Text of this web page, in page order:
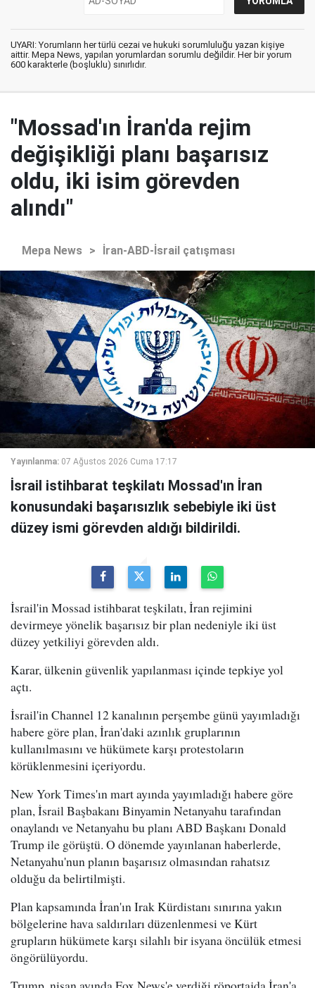
UYARI: Yorumların her türlü cezai ve hukuki sorumluluğu yazan kişiye
aittir. Mepa News, yapılan yorumlardan sorumlu değildir. Her bir yorum
600 karakterle (boşluklu) sınırlıdır.
"Mossad'ın İran'da rejim
değişikliği planı başarısız
oldu, iki isim görevden
alındı"
Mepa News > İran-ABD-İsrail çatışması
Yayınlanma: 07 Ağustos 2026 Cuma 17:17
İsrail istihbarat teşkilatı Mossad'ın İran
konusundaki başarısızlık sebebiyle iki üst
düzey ismi görevden aldığı bildirildi.
İsrail'in Mossad istihbarat teşkilatı, İran rejimini
devirmeye yönelik başarısız bir plan nedeniyle iki üst
düzey yetkiliyi görevden aldı.
Karar, ülkenin güvenlik yapılanması içinde tepkiye yol
açtı.
İsrail'in Channel 12 kanalının perşembe günü yayımladığı
habere göre plan, İran'daki azınlık gruplarının
kullanılmasını ve hükümete karşı protestoların
körüklenmesini içeriyordu.
New York Times'ın mart ayında yayımladığı habere göre
plan, İsrail Başbakanı Binyamin Netanyahu tarafından
onaylandı ve Netanyahu bu planı ABD Başkanı Donald
Trump ile görüştü. O dönemde yayınlanan haberlerde,
Netanyahu'nun planın başarısız olmasından rahatsız
olduğu da belirtilmişti.
Plan kapsamında İran'ın Irak Kürdistanı sınırına yakın
bölgelerine hava saldırıları düzenlenmesi ve Kürt
grupların hükümete karşı silahlı bir isyana öncülük etmesi
öngörülüyordu.